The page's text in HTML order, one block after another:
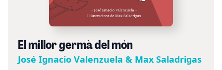
El millor germà del món
José Ignacio Valenzuela & Max Saladrigas